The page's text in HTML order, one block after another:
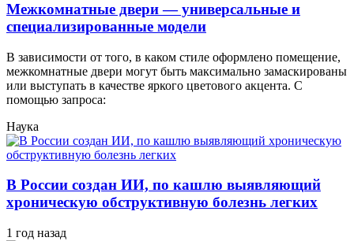
Межкомнатные двери — универсальные и
специализированные модели
В зависимости от того, в каком стиле оформлено помещение,
межкомнатные двери могут быть максимально замаскированы
или выступать в качестве яркого цветового акцента. С
помощью запроса:
Наука
В России создан ИИ, по кашлю выявляющий
хроническую обструктивную болезнь легких
1 год назад